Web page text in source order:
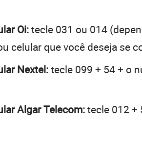
Oi:tecle 031 ou 014
celular que você deseja se
Nextel:tecle 099 + 54 + o
Algar Telecom:tecle 012 +